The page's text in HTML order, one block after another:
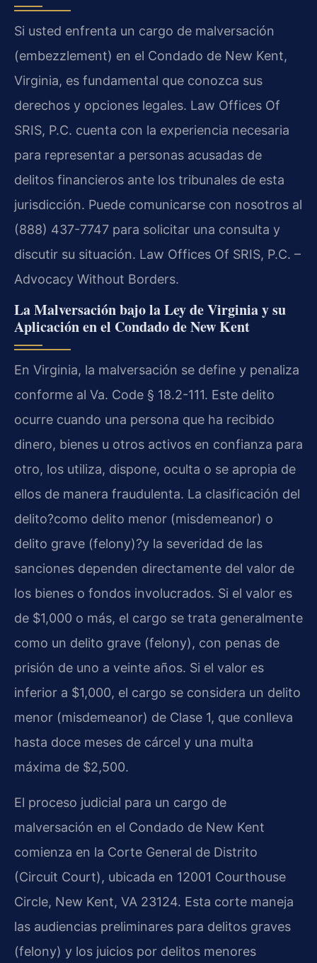
Si usted enfrenta un cargo de malversación
(embezzlement) en el Condado de New Kent,
Virginia, es fundamental que conozca sus
derechos y opciones legales. Law Offices Of
SRIS, P.C. cuenta con la experiencia necesaria
para representar a personas acusadas de
delitos financieros ante los tribunales de esta
jurisdicción. Puede comunicarse con nosotros al
(888) 437-7747 para solicitar una consulta y
discutir su situación. Law Offices Of SRIS, P.C. –
Advocacy Without Borders.
La Malversación bajo la Ley de Virginia y su
Aplicación en el Condado de New Kent
En Virginia, la malversación se define y penaliza
conforme al Va. Code § 18.2-111. Este delito
ocurre cuando una persona que ha recibido
dinero, bienes u otros activos en confianza para
otro, los utiliza, dispone, oculta o se apropia de
ellos de manera fraudulenta. La clasificación del
delito?como delito menor (misdemeanor) o
delito grave (felony)?y la severidad de las
sanciones dependen directamente del valor de
los bienes o fondos involucrados. Si el valor es
de $1,000 o más, el cargo se trata generalmente
como un delito grave (felony), con penas de
prisión de uno a veinte años. Si el valor es
inferior a $1,000, el cargo se considera un delito
menor (misdemeanor) de Clase 1, que conlleva
hasta doce meses de cárcel y una multa
máxima de $2,500.
El proceso judicial para un cargo de
malversación en el Condado de New Kent
comienza en la Corte General de Distrito
(Circuit Court), ubicada en 12001 Courthouse
Circle, New Kent, VA 23124. Esta corte maneja
las audiencias preliminares para delitos graves
(felony) y los juicios por delitos menores